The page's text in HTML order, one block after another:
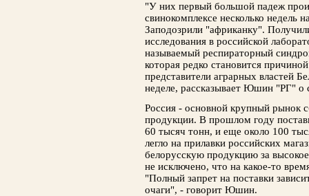
"У них первый большой падеж
свинокомплексе несколько недель
Заподозрили "африканку".
исследования в российской
называемый респираторный
которая редко становится
представители аграрных властей
неделе, рассказывает Юшин "РГ" о
Россия - основной крупный рынок
продукции. В прошлом году
60 тысяч тонн, и еще около 100
легло на прилавки российских
белорусскую продукцию за
не исключено, что на какое-то
"Полный запрет на поставки
очаги", - говорит Юшин.